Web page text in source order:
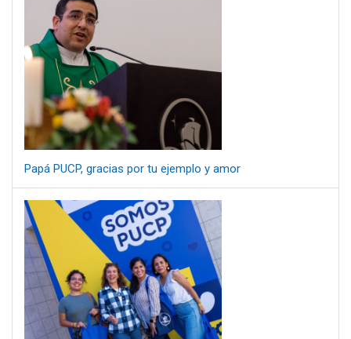
Papá PUCP, gracias por tu ejemplo y amor